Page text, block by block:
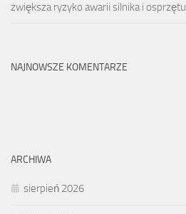
zwiększa ryzyko awarii silnika i osprzętu
NAJNOWSZE KOMENTARZE
ARCHIWA
sierpień 2026